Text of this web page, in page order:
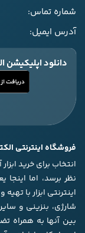
شماره تماس:
آدرس ایمیل:
دانلود اپلیکیشن
فروشگاه اینترنتی
انتخاب برای خرید
نظر برسد، اما
اینترنتی ابزار با
شارژی، بنزینی و